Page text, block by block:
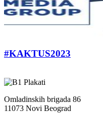
#KAKTUS2023
Omladinskih brigada 86
11073 Novi Beograd